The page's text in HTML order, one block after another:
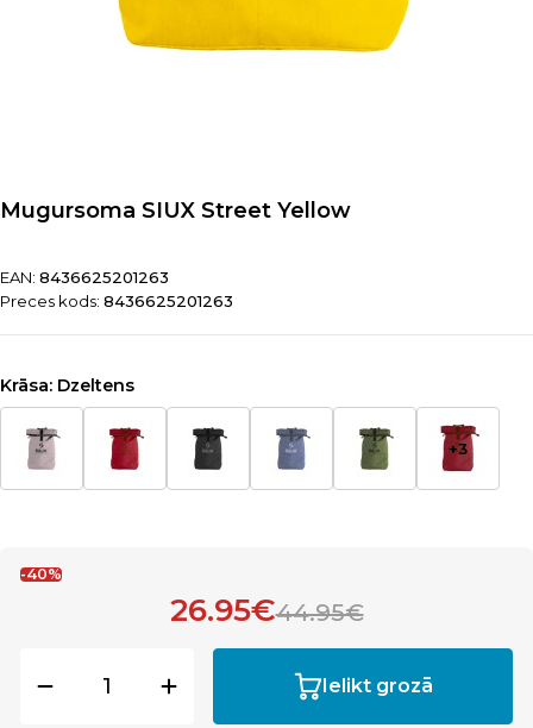
Mugursoma SIUX Street Yellow
EAN: 8436625201263
Preces kods: 8436625201263
Krāsa: Dzeltens
-40%
26.95€44.95€
Ielikt grozā